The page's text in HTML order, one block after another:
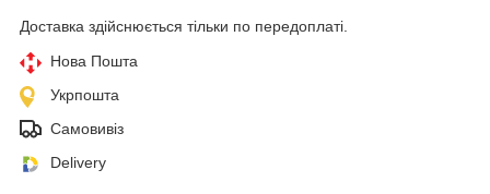
Доставка здійснюється тільки по передоплаті.
Нова Пошта
Укрпошта
Самовивіз
Delivery